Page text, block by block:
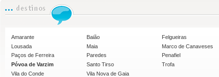
Amarante Baião
Felgueiras
Lousada
Maia
Marco de Canaveses
Paços de Ferreira
Paredes
Penafiel
Póvoa de Varzim
Santo Tirso
Trofa
Vila do Conde
Vila Nova de Gaia